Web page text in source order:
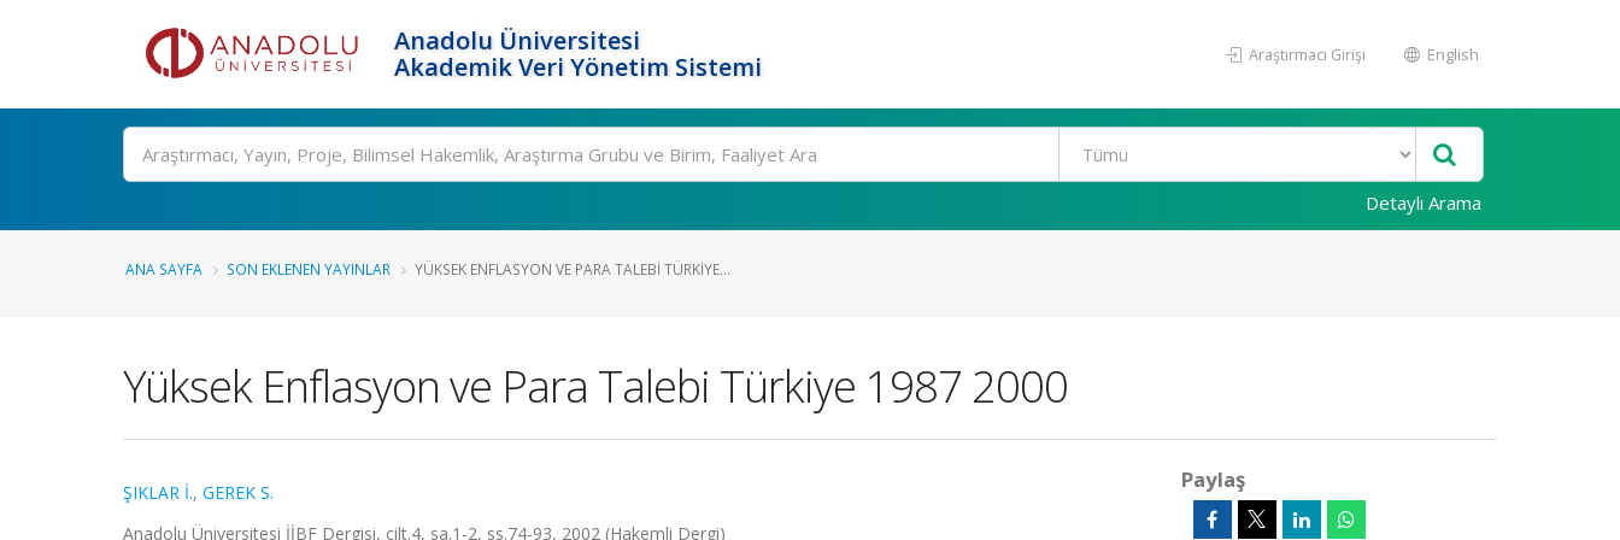
Anadolu Üniversitesi
Akademik Veri Yönetim Sistemi
Araştırmacı Girişi English
Ara
Detaylı Arama
ANA SAYFA SON EKLENEN YAYINLAR YÜKSEK ENFLASYON VE PARA TALEBI TÜRKIYE...
Yüksek Enflasyon ve Para Talebi Türkiye 1987 2000
ŞIKLAR İ., GEREK S.
Anadolu Üniversitesi İİBF Dergisi, cilt.4, sa.1-2, ss.74-93, 2002 (Hakemli Dergi)
Paylaş